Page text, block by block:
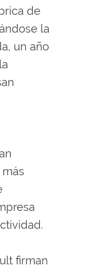
de
la
un año
más
firman